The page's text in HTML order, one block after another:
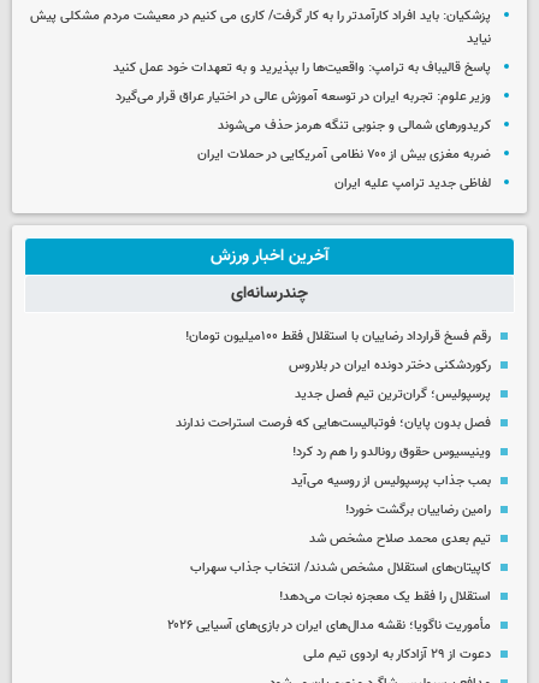
پزشکیان: باید افراد کارآمدتر را به کار گرفت/ کاری می کنیم در معیشت مردم مشکلی پیش
نیاید
پاسخ قالیباف به ترامپ: واقعیت‌ها را بپذیرید و به تعهدات خود عمل کنید
وزیر علوم: تجربه ایران در توسعه آموزش عالی در اختیار عراق قرار می‌گیرد
کریدورهای شمالی و جنوبی تنگه هرمز حذف می‌شوند
ضربه مغزی بیش از ۷۰۰ نظامی آمریکایی در حملات ایران
لفاظی جدید ترامپ علیه ایران
آخرین اخبار ورزش
چندرسانه‌ای
رقم فسخ قرارداد رضاییان با استقلال فقط ۱۰۰میلیون تومان!
رکوردشکنی دختر دونده ایران در بلاروس
پرسپولیس؛ گران‌ترین تیم فصل جدید
فصل بدون پایان؛ فوتبالیست‌هایی که فرصت استراحت ندارند
وینیسیوس حقوق رونالدو را هم رد کرد!
بمب جذاب پرسپولیس از روسیه می‌آید
رامین رضاییان برگشت خورد!
تیم بعدی محمد صلاح مشخص شد
کاپیتان‌های استقلال مشخص شدند/ انتخاب جذاب سهراب
استقلال را فقط یک معجزه نجات می‌دهد!
مأموریت ناگویا؛ نقشه مدال‌های ایران در بازی‌های آسیایی ۲۰۲۶
دعوت از ۲۹ آزادکار به اردوی تیم ملی